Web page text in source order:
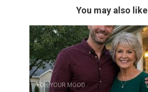
You may also like
FOR YOUR MOOD